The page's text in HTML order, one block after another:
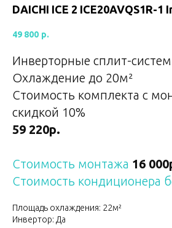
DAICHI ICE 2 ICE20AVQS1R-1
49 800 р.
Инверторные сплит-
Охлаждение до 20м²
Стоимость комплекта с
скидкой 10%
59 220р.
Стоимость монтажа 16
Стоимость кондиционера
Площадь охлаждения: 22м²
Инвертор: Да